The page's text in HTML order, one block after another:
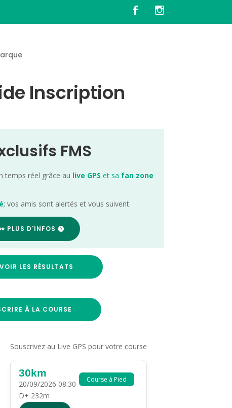
Inscription
FMS
temps réel grâce au live GPS et sa fan zone
; vos amis sont alertés et vous suivent.
PLUS D'INFOS
LES RÉSULTATS
À LA COURSE
Souscrivez au Live GPS pour votre course
Course à Pied
30km
20/09/2026 08:30
D+ 232m